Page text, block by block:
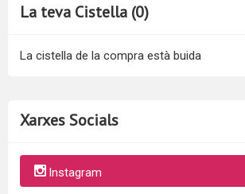
La teva Cistella (0)
La cistella de la compra està buida
Xarxes Socials
Instagram